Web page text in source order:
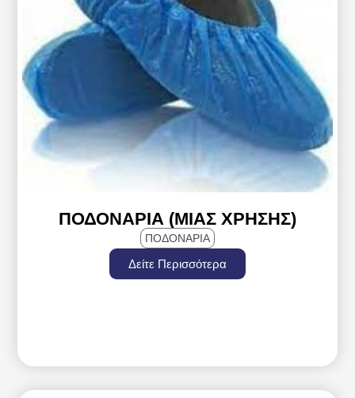
ΠΟΔΟΝΆΡΙΑ (ΜΙΑΣ ΧΡΉΣΗΣ)
ΠΟΔΟΝΑΡΙΑ
Δείτε Περισσότερα